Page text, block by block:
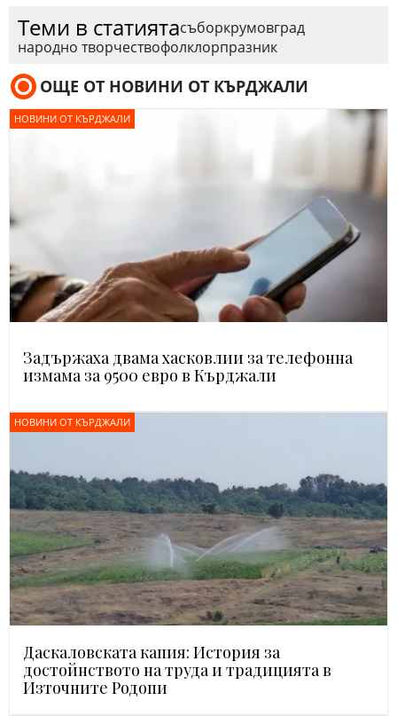
Теми в статиятасъборкрумовград
народно творчествофолклорпразник
ОЩЕ ОТ НОВИНИ ОТ КЪРДЖАЛИ
НОВИНИ ОТ КЪРДЖАЛИ
Задържаха двама хасковлии за телефонна
измама за 9500 евро в Кърджали
НОВИНИ ОТ КЪРДЖАЛИ
Даскаловската капия: История за
достойнството на труда и традицията в
Източните Родопи